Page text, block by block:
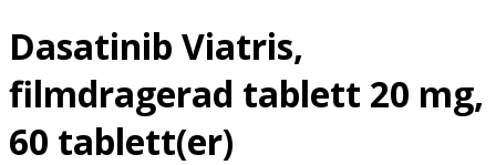
Dasatinib Viatris,
filmdragerad tablett 20 mg,
60 tablett(er)